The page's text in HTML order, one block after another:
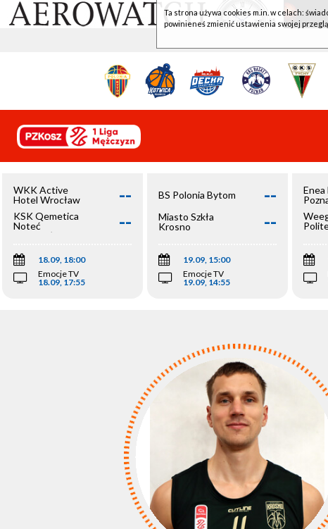
WKK Active
Hotel Wrocław
--
KSK Qemetica
Noteć
Inowrocław
--
18.09, 18:00
Emocje TV
18.09, 17:55
BS Polonia Bytom --
Miasto Szkła
Krosno
--
19.09, 15:00
Emocje TV
19.09, 14:55
Enea
Ta strona używa cookies m.in. w celach:
powinieneś zmienić ustawienia swojej